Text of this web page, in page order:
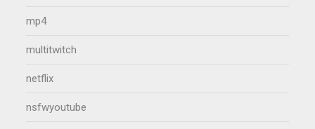
mp4
multitwitch
netflix
nsfwyoutube